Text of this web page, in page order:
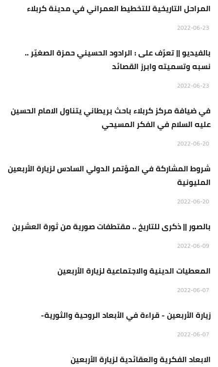
المراحل التاريخية للتخطيط العمراني في مدينة كربلاء
منبر الجمعة
بالفيديو || تعرّف على : الرادود الحسيني حمزة الصغيّر ..
نسبه وتسميته وابرز القصائد
منبر الجمعة
في ضيافة مركز كربلاء باحث بريطاني يتناول الامام الحسين
عليه السلام في الفكر المسيحي
منبر الجمعة
شروط المشاركة في المؤتمر الدولي السادس لزيارة الأربعين
المليونية
منبر الجمعة
بالصور || ذكرى للتاريخ .. مقتطفات صورية من ثورة العشرين
منبر الجمعة
المعطيات الدينية والاجتماعية لزيارة الأربعين
منبر الجمعة
زيارة الأربعين - قراءة في الأبعاد الروحية والثورية-
منبر الجمعة
الابعاد الفكرية والعقائدية لزيارة الأربعين